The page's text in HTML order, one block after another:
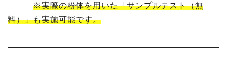
※実際の粉体を用いた「サンプルテスト（無
料）」も実施可能です。